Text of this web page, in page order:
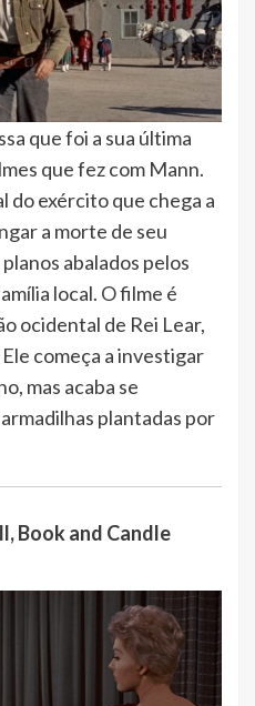
que foi a sua última
que fez com Mann.
do exército que chega a
a morte de seu
abalados pelos
local. O filme é
ocidental de Rei Lear,
começa a investigar
mas acaba se
plantadas por
Book and Candle